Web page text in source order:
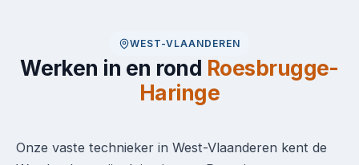
WEST-VLAANDEREN
Werken in en rond Roesbrugge-
Haringe
Onze vaste technieker in West-Vlaanderen kent de